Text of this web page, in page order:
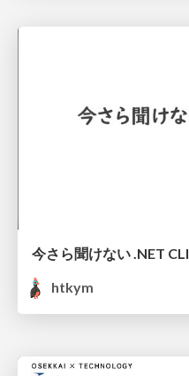
今さら聞けない .NET CLI
htkym